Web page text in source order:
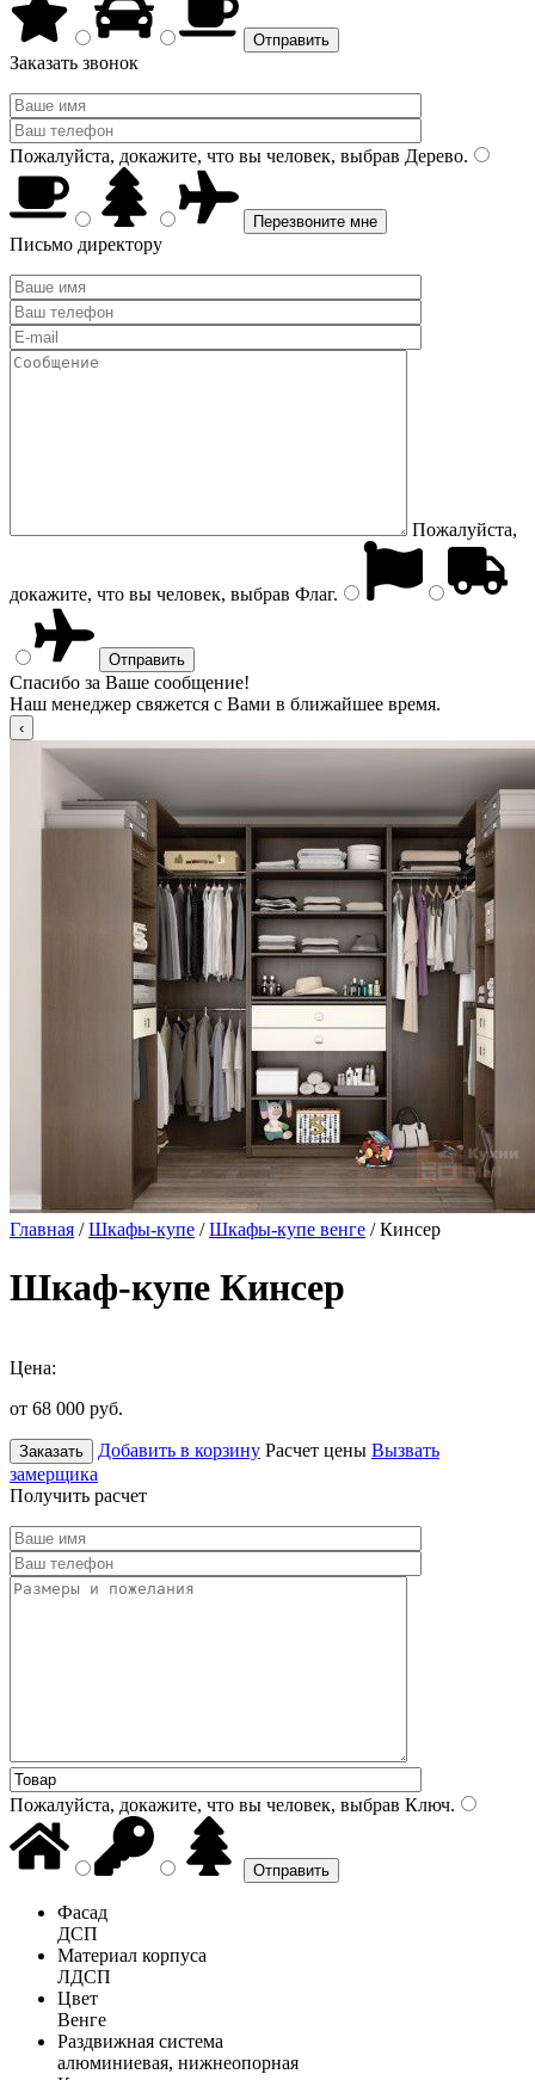
Заказать звонок
Пожалуйста, докажите, что вы человек, выбрав Дерево.
Письмо директору
Пожалуйста,
докажите, что вы человек, выбрав Флаг.
Спасибо за Ваше сообщение!
Наш менеджер свяжется с Вами в ближайшее время.
Главная /Шкафы-купе /Шкафы-купе венге / Кинсер
Шкаф-купе Кинсер
Цена:
от 68 000 руб.
Заказать Добавить в корзину Расчет цены Вызвать
замерщика
Получить расчет
Пожалуйста, докажите, что вы человек, выбрав Ключ.
Фасад
ДСП
Материал корпуса
ЛДСП
Цвет
Венге
Раздвижная система
алюминиевая, нижнеопорная